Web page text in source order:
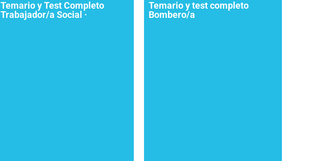
Temario y Test Completo
Trabajador/a Social ·
Temario y test completo
Bombero/a